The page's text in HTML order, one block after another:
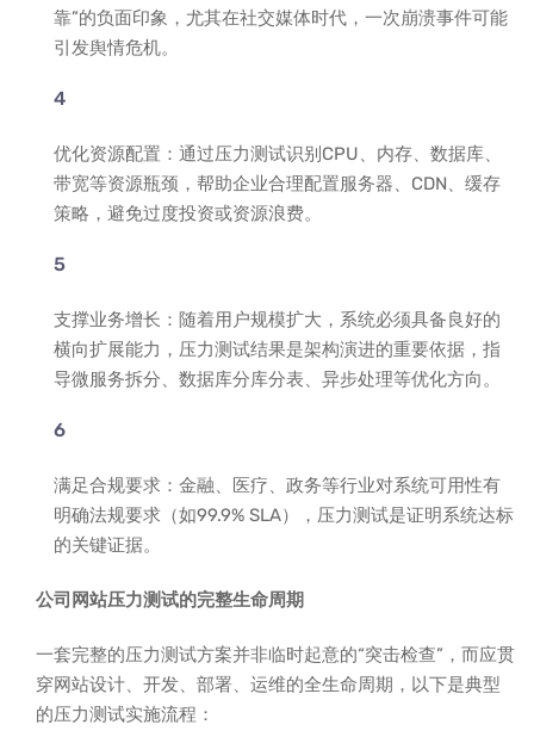
靠”的负面印象，尤其在社交媒体时代，一次崩溃事件可能
引发舆情危机。
优化资源配置：通过压力测试识别CPU、内存、数据库、
带宽等资源瓶颈，帮助企业合理配置服务器、CDN、缓存
策略，避免过度投资或资源浪费。
支撑业务增长：随着用户规模扩大，系统必须具备良好的
横向扩展能力，压力测试结果是架构演进的重要依据，指
导微服务拆分、数据库分库分表、异步处理等优化方向。
满足合规要求：金融、医疗、政务等行业对系统可用性有
明确法规要求（如99.9% SLA），压力测试是证明系统达标
的关键证据。
公司网站压力测试的完整生命周期
一套完整的压力测试方案并非临时起意的“突击检查”，而应贯
穿网站设计、开发、部署、运维的全生命周期，以下是典型
的压力测试实施流程：